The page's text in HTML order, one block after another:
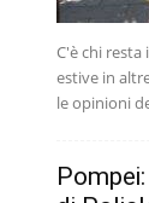
C'è chi resta
estive in
le opinioni